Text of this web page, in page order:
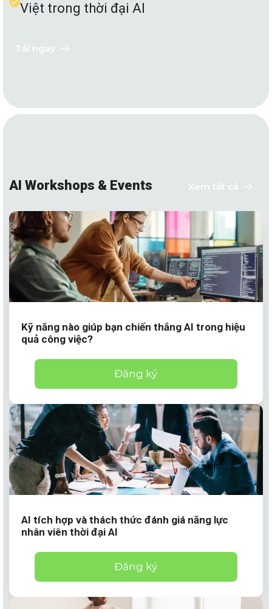
Việt trong thời đại AI
Tải ngay
AI Workshops & Events Xem tất cả
Kỹ năng nào giúp bạn chiến thắng AI trong hiệu
quả công việc?
Đăng ký
AI tích hợp và thách thức đánh giá năng lực
nhân viên thời đại AI
Đăng ký